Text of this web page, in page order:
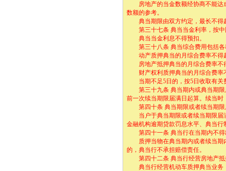
房地产的当金数额经协商不能达
数额的参考。
典当期限由双方约定，最长不得
第三十七条 典当当金利率，按中
典当当金利息不得预扣。
第三十八条 典当综合费用包括各
动产质押典当的月综合费率不得
房地产抵押典当的月综合费率不
财产权利质押典当的月综合费率
当期不足5日的，按5日收取有关
第三十九条 典当期内或典当期限
前一次续当期限届满日起算。续当
第四十条 典当期限或者续当期限
当户于典当期限或者续当期限届
金融机构逾期贷款罚息水平、典当
第四十一条 典当行在当期内不得
质押当物在典当期内或者续当期
的，典当行不承担赔偿责任。
第四十二条 典当行经营房地产抵
典当行经营机动车质押典当业务